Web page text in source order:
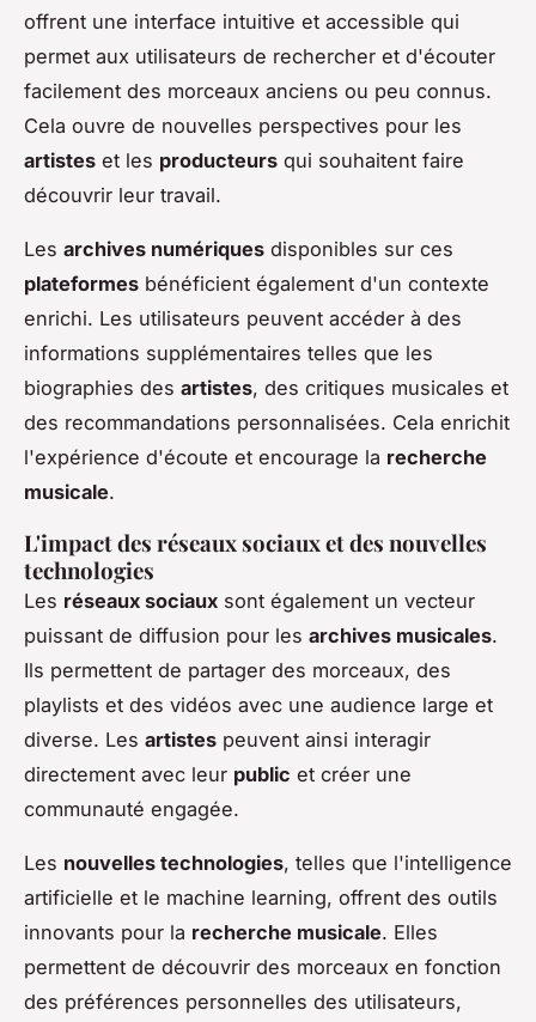
offrent une interface intuitive et accessible qui
permet aux utilisateurs de rechercher et d'écouter
facilement des morceaux anciens ou peu connus.
Cela ouvre de nouvelles perspectives pour les
artistes et les producteurs qui souhaitent faire
découvrir leur travail.
Les archives numériques disponibles sur ces
plateformes bénéficient également d'un contexte
enrichi. Les utilisateurs peuvent accéder à des
informations supplémentaires telles que les
biographies des artistes, des critiques musicales et
des recommandations personnalisées. Cela enrichit
l'expérience d'écoute et encourage la recherche
musicale.
L'impact des réseaux sociaux et des nouvelles
technologies
Les réseaux sociaux sont également un vecteur
puissant de diffusion pour les archives musicales.
Ils permettent de partager des morceaux, des
playlists et des vidéos avec une audience large et
diverse. Les artistes peuvent ainsi interagir
directement avec leur public et créer une
communauté engagée.
Les nouvelles technologies, telles que l'intelligence
artificielle et le machine learning, offrent des outils
innovants pour la recherche musicale. Elles
permettent de découvrir des morceaux en fonction
des préférences personnelles des utilisateurs,